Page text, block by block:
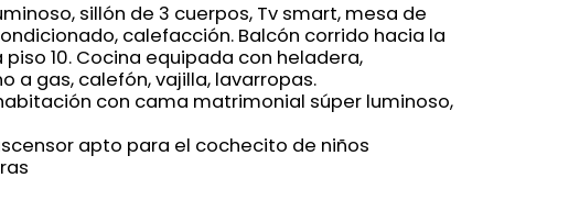
sillón de 3 cuerpos, Tv smart, mesa de
calefacción. Balcón corrido hacia la
10. Cocina equipada con heladera,
a gas, calefón, vajilla, lavarropas.
con cama matrimonial súper luminoso,
apto para el cochecito de niños